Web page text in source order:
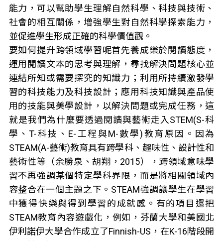
能力，可以幫助學生理解自然科學、科技與技術、
社會的相互關係，增強學生對自然科學探索能力，
並促進學生形成正確的科學價值觀。
要如何提升跨領域學習呢首先養成樂於閱讀態度，
運用閱讀文本的思考與理解，尋找解決問題核心並
連結所知或需要探究的知識力；利用所持續激發學
習的科技能力及科技設計；應用科技知識與產品使
用的技能與美學設計，以解決問題或完成任務，這
就是我們為什麼要透過閱讀與藝術走入STEM(S-科
學、T-科技、E-工程與M-數學)教育原因。因為
STEAM(A-藝術)教育具有跨學科、趣味性、設計性和
藝術性等（余勝泉、胡翔，2015），跨領域意味學
習不再強調某個特定學科界限，而是將相關領域內
容整合在一個主題之下。STEAM強調讓學生在學習
中獲得快樂與得到學習的成就感。有的項目還把
STEAM教育內容遊戲化，例如，芬蘭大學和美國北
伊利諾伊大學合作成立了Finnish-US，在K-16階段開